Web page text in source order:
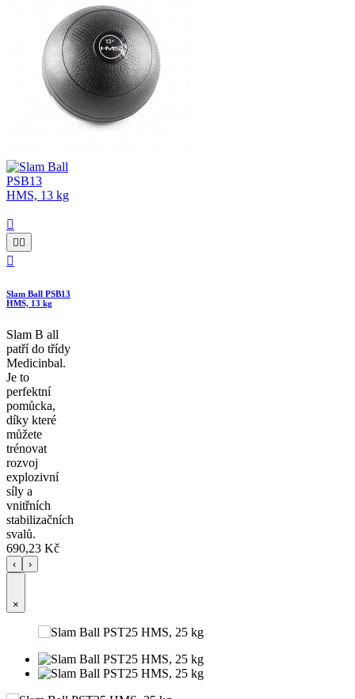

 

Slam Ball PSB13
HMS, 13 kg
Slam B all
patří do třídy
Medicinbal.
Je to
perfektní
pomůcka,
díky které
můžete
trénovat
rozvoj
explozivní
síly a
vnitřních
stabilizačních
svalů.
690,23 Kč
‹ ›
×